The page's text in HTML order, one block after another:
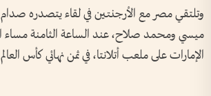
وتلتقي مصر مع الأرجنتين في لقاء يتصدره
ميسي ومحمد صلاح، عند الساعة الثامنة مساء
الإمارات على ملعب أتلانتا، في ثمن نهائي كأس العالم 2026.